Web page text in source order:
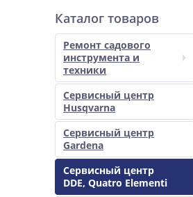
Каталог товаров
Ремонт садового
инструмента и
техники
Сервисный центр
Husqvarna
Сервисный центр
Gardena
Сервисный центр
DDE, Quatro Elementi